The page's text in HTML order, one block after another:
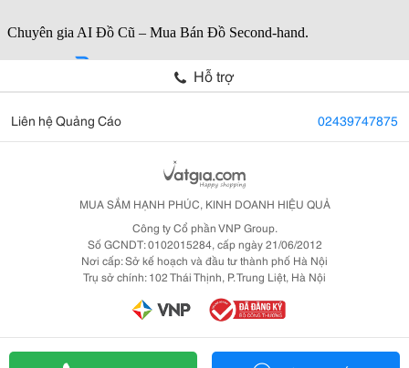
Hỗ trợ
Liên hệ Quảng Cáo 02439747875
MUA SẮM HẠNH PHÚC, KINH DOANH HIỆU QUẢ
Công ty Cổ phần VNP Group.
Số GCNDT: 0102015284, cấp ngày 21/06/2012
Nơi cấp: Sở kế hoạch và đầu tư thành phố Hà Nội
Trụ sở chính: 102 Thái Thịnh, P. Trung Liệt, Hà Nội